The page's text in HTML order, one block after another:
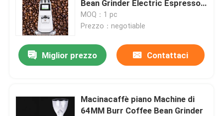
Bean Grinder Electric Espresso
Coffee del caffè
MOQ：1 pc
Prezzo：negotiable
Miglior prezzo Contattaci
Macinacaffè piano Machine di
64MM Burr Coffee Bean Grinder